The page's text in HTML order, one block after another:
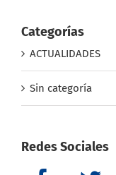
Categorías
ACTUALIDADES
Sin categoría
Redes Sociales